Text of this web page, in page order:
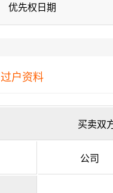
优先权日期
过户资料
买卖双
公司